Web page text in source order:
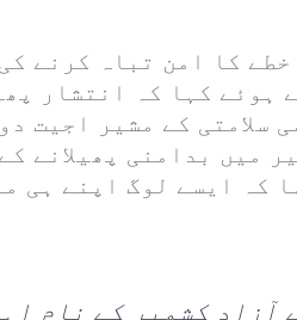
کا امن تباہ کرنے
کہا کہ انتشار
سلامتی کے مشیر اجیت
میں بدامنی پھیلانے
کہ ایسے لوگ اپنے ہی
آزاد کشمیر کے نام